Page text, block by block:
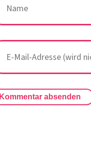
Kommentar absenden